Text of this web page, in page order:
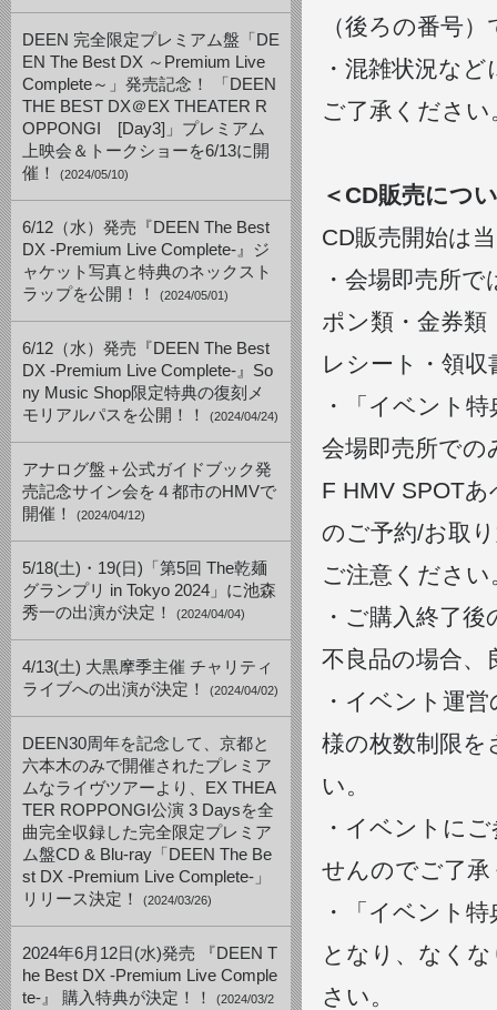
DEEN 完全限定プレミアム盤「DE
EN The Best DX ～Premium Live
Complete～」発売記念！ 「DEEN
THE BEST DX＠EX THEATER R
OPPONGI [Day3]」プレミアム
上映会＆トークショーを6/13に開
催！
(2024/05/10)
6/12（水）発売『DEEN The Best
DX -Premium Live Complete-』ジ
ャケット写真と特典のネックスト
ラップを公開！！
(2024/05/01)
6/12（水）発売『DEEN The Best
DX -Premium Live Complete-』So
ny Music Shop限定特典の復刻メ
モリアルパスを公開！！
(2024/04/24)
アナログ盤＋公式ガイドブック発
売記念サイン会を４都市のHMVで
開催！
(2024/04/12)
5/18(土)・19(日)「第5回 The乾麺
グランプリ in Tokyo 2024」に池森
秀一の出演が決定！
(2024/04/04)
4/13(土) 大黒摩季主催 チャリティ
ライブへの出演が決定！
(2024/04/02)
DEEN30周年を記念して、京都と
六本木のみで開催されたプレミア
ムなライヴツアーより、EX THEA
TER ROPPONGI公演 3 Daysを全
曲完全収録した完全限定プレミア
ム盤CD & Blu-ray「DEEN The Be
st DX -Premium Live Complete-」
リリース決定！
(2024/03/26)
2024年6月12日(水)発売 『DEEN T
he Best DX -Premium Live Comple
te-』 購入特典が決定！！
(2024/03/2
（後ろの番号
・混雑状況な
ご了承ください
＜CD販売につ
CD販売開始は
・会場即売所
ポン類・金券
レシート・領
・「イベント
会場即売所で
F HMV SPOT
のご予約/お取
ご注意ください
・ご購入終了
不良品の場合、
・イベント運
様の枚数制限
い。
・イベントに
せんのでご了
・「イベント
となり、なく
さい。